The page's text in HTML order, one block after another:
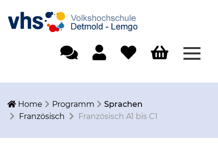
Home Programm
Sprachen
Französisch
Französisch A1 bis C1